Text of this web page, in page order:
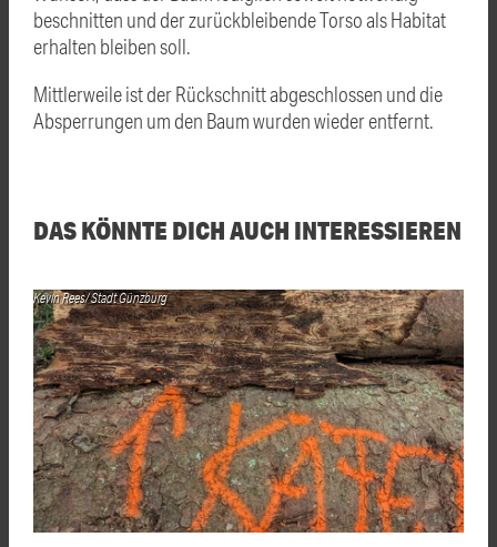
beschnitten und der zurückbleibende Torso als Habitat
erhalten bleiben soll.
Mittlerweile ist der Rückschnitt abgeschlossen und die
Absperrungen um den Baum wurden wieder entfernt.
DAS KÖNNTE DICH AUCH INTERESSIEREN
Kevin Rees/ Stadt Günzburg